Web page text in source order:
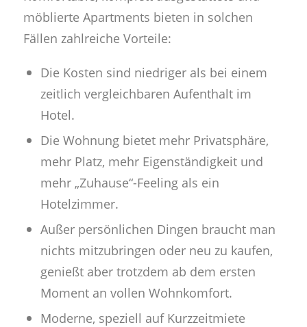
möblierte Apartments bieten in solchen
Fällen zahlreiche Vorteile:
Die Kosten sind niedriger als bei einem
zeitlich vergleichbaren Aufenthalt im
Hotel.
Die Wohnung bietet mehr Privatsphäre,
mehr Platz, mehr Eigenständigkeit und
mehr „Zuhause“-Feeling als ein
Hotelzimmer.
Außer persönlichen Dingen braucht man
nichts mitzubringen oder neu zu kaufen,
genießt aber trotzdem ab dem ersten
Moment an vollen Wohnkomfort.
Moderne, speziell auf Kurzzeitmiete